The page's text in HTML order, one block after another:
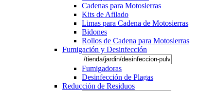
Cadenas para Motosierras
Kits de Afilado
Limas para Cadena de Motosierras
Bidones
Rollos de Cadena para Motosierras
Fumigación y Desinfección
Fumigadoras
Desinfección de Plagas
Reducción de Residuos